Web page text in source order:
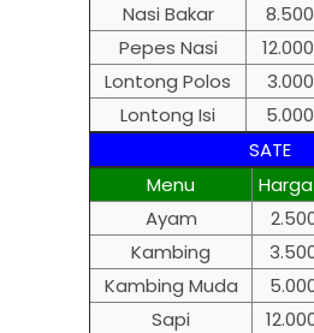
Nasi Bakar
8.500
Pepes Nasi
12.000
Lontong Polos
3.000
Lontong Isi
5.000
SATE
Menu
Harga
Ayam
Kambing
Kambing Muda
Sapi